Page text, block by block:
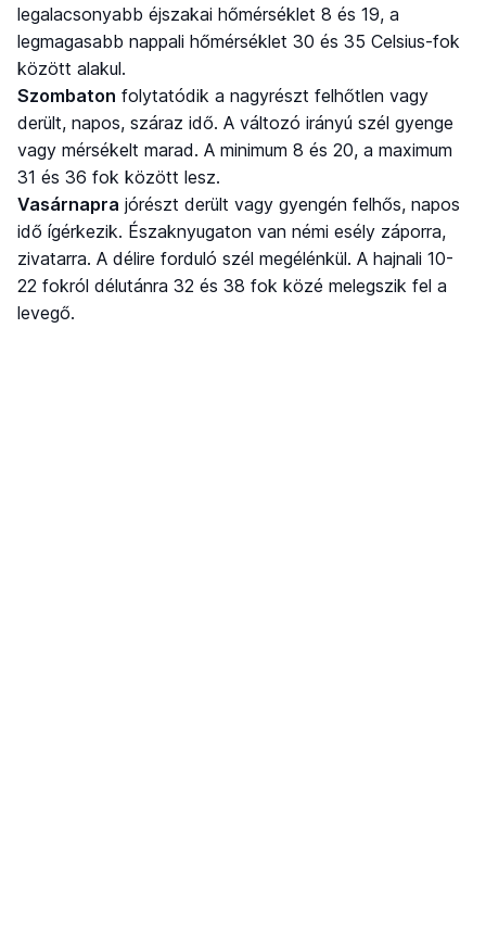
legalacsonyabb éjszakai hőmérséklet 8 és 19, a
legmagasabb nappali hőmérséklet 30 és 35 Celsius-fok
között alakul.
Szombaton folytatódik a nagyrészt felhőtlen vagy
derült, napos, száraz idő. A változó irányú szél gyenge
vagy mérsékelt marad. A minimum 8 és 20, a maximum
31 és 36 fok között lesz.
Vasárnapra jórészt derült vagy gyengén felhős, napos
idő ígérkezik. Északnyugaton van némi esély záporra,
zivatarra. A délire forduló szél megélénkül. A hajnali 10-
22 fokról délutánra 32 és 38 fok közé melegszik fel a
levegő.